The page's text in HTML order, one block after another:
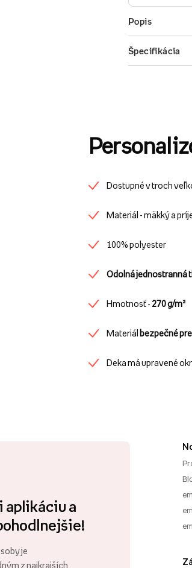
Dostupné v troch
Materiál - mäkký a
100% polyester
Odolná jednostranná
Hmotnosť - 270 g/m²
Materiál bezpečné
Deka má upravené
aplikáciu a
je
z najkrajších